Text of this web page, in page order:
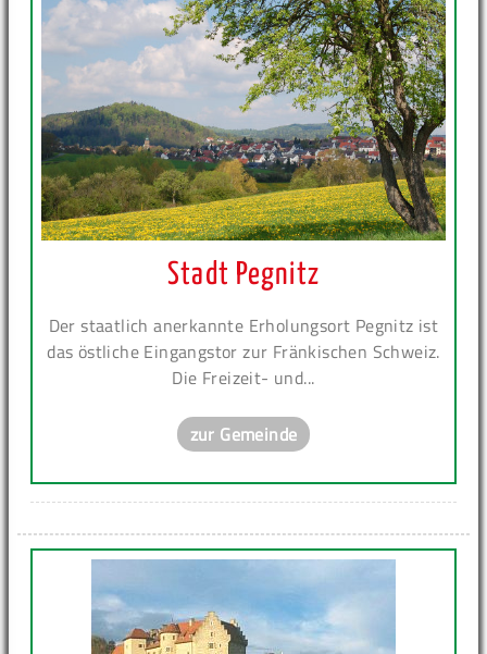
Stadt Pegnitz
Der staatlich anerkannte Erholungsort Pegnitz ist
das östliche Eingangstor zur Fränkischen Schweiz.
Die Freizeit- und...
zur Gemeinde